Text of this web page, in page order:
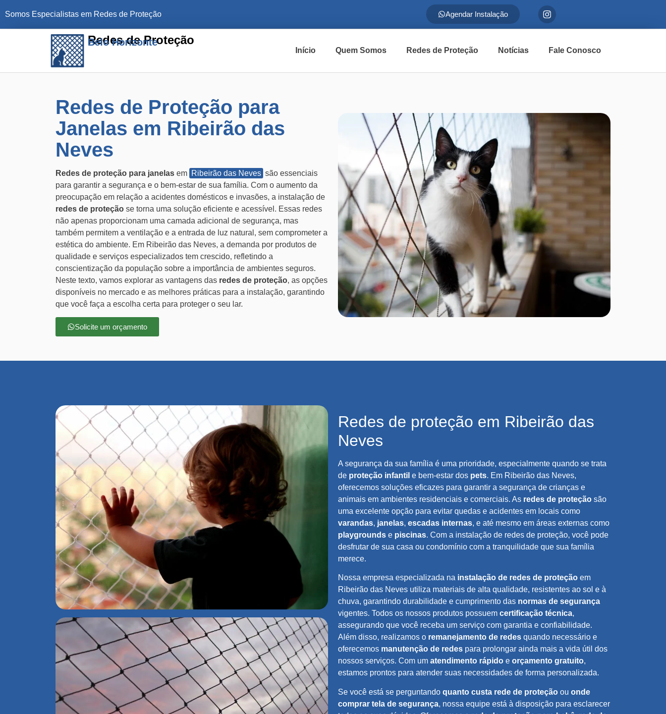
Somos Especialistas em Redes de Proteção Agendar Instalação
Redes de Proteção
Belo Horizonte
Início Quem Somos Redes de Proteção Notícias Fale Conosco
Redes de Proteção para
Janelas em Ribeirão das
Neves
Redes de proteção para janelas em Ribeirão das Neves são essenciais
para garantir a segurança e o bem-estar de sua família. Com o aumento da
preocupação em relação a acidentes domésticos e invasões, a instalação de
redes de proteção se torna uma solução eficiente e acessível. Essas redes
não apenas proporcionam uma camada adicional de segurança, mas
também permitem a ventilação e a entrada de luz natural, sem comprometer a
estética do ambiente. Em Ribeirão das Neves, a demanda por produtos de
qualidade e serviços especializados tem crescido, refletindo a
conscientização da população sobre a importância de ambientes seguros.
Neste texto, vamos explorar as vantagens das redes de proteção, as opções
disponíveis no mercado e as melhores práticas para a instalação, garantindo
que você faça a escolha certa para proteger o seu lar.
Solicite um orçamento
Redes de proteção em Ribeirão das
Neves
A segurança da sua família é uma prioridade, especialmente quando se trata
de proteção infantil e bem-estar dos pets. Em Ribeirão das Neves,
oferecemos soluções eficazes para garantir a segurança de crianças e
animais em ambientes residenciais e comerciais. As redes de proteção são
uma excelente opção para evitar quedas e acidentes em locais como
varandas, janelas, escadas internas, e até mesmo em áreas externas como
playgrounds e piscinas. Com a instalação de redes de proteção, você pode
desfrutar de sua casa ou condomínio com a tranquilidade que sua família
merece.
Nossa empresa especializada na instalação de redes de proteção em
Ribeirão das Neves utiliza materiais de alta qualidade, resistentes ao sol e à
chuva, garantindo durabilidade e cumprimento das normas de segurança
vigentes. Todos os nossos produtos possuem certificação técnica,
assegurando que você receba um serviço com garantia e confiabilidade.
Além disso, realizamos o remanejamento de redes quando necessário e
oferecemos manutenção de redes para prolongar ainda mais a vida útil dos
nossos serviços. Com um atendimento rápido e orçamento gratuito,
estamos prontos para atender suas necessidades de forma personalizada.
Se você está se perguntando quanto custa rede de proteção ou onde
comprar tela de segurança, nossa equipe está à disposição para esclarecer